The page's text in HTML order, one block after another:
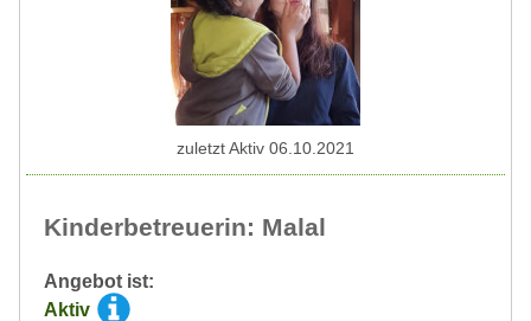
Kinderbetreuerin: Malal
Angebot ist:
Aktiv
zuletzt Aktiv 06.10.2021